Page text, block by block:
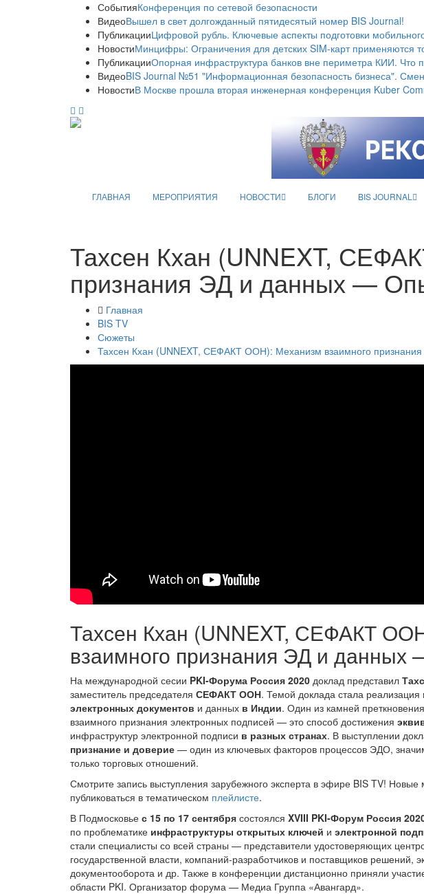
СобытияКонференция по сетевой безопасности
ВидеоВышел в свет долгожданный пятидесятый номер BIS Journal!
ПубликацииЦифровой рубль. Ключевые аспекты подготовки
НовостиМинцифры: Ограничения для детских SIM-карт применяются
ПубликацииОпорная инфраструктура банков вне периметра КИИ. Что
ВидеоBIS Journal №51 "Информационная безопасность бизнеса".
НовостиВ Москве прошла вторая инженерная конференция Kuber
ГЛАВНАЯ МЕРОПРИЯТИЯ НОВОСТИ БЛОГИ BIS JOURNAL
Тахсен Кхан (UNNEXT,
признания ЭД и данных —
Главная
BIS TV
Сюжеты
Тахсен Кхан (UNNEXT, СЕФАКТ ООН): Механизм взаимного
Тахсен Кхан (UNNEXT, СЕФАКТ
взаимного признания ЭД и
На международной сесии PKI-Форума Россия 2020 доклад представил
заместитель председателя СЕФАКТ ООН. Темой доклада стала
электронных документов и данных в Индии. Один из камней
взаимного признания электронных подписей — это способ достижения
инфраструктур электронной подписи в разных странах. В выступлении
признание и доверие — один из ключевых факторов процессов ЭДО,
только торговых отношений.
Смотрите запись выступления зарубежного эксперта в эфире BIS TV!
публиковаться в тематическом плейлисте.
В Подмосковье с 15 по 17 сентября состоялся XVIII PKI-Форум Россия
по проблематике инфраструктуры открытых ключей и электронной
стали специалисты со всей страны — представители удостоверяющих
государственной власти, компаний-разработчиков и поставщиков решений,
документооборота и др. Также в конференции дистанционно приняли
области PKI. Организатор форума — Медиа Группа «Авангард».